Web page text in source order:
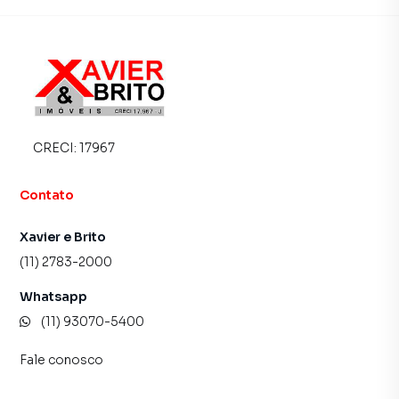
inquilinos.
CRECI: 17967
Contato
Xavier e Brito
(11) 2783-2000
Whatsapp
(11) 93070-5400
Fale conosco